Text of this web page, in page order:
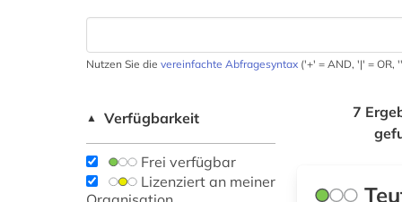
Nutzen Sie die vereinfachte Abfragesyntax ('+' = AND, '|' = OR,
▲ Verfügbarkeit
Frei verfügbar
Lizenziert an meiner
7